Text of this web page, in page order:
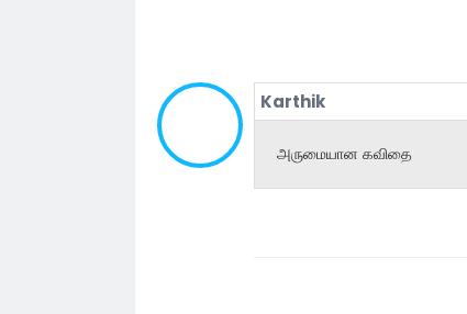
Karthik
அருமையான கவிதை